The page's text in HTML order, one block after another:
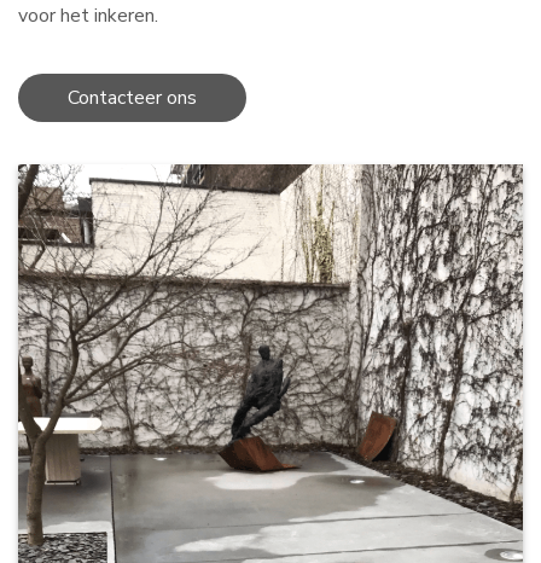
voor het inkeren.
Contacteer ons